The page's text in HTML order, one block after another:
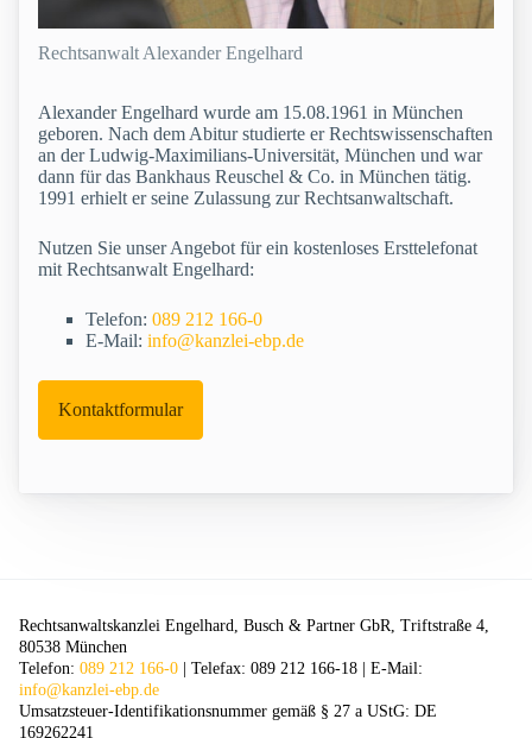
Rechtsanwalt Alexander Engelhard
Alexander Engelhard wurde am 15.08.1961 in München
geboren. Nach dem Abitur studierte er Rechtswissenschaften
an der Ludwig-Maximilians-Universität, München und war
dann für das Bankhaus Reuschel & Co. in München tätig.
1991 erhielt er seine Zulassung zur Rechtsanwaltschaft.
Nutzen Sie unser Angebot für ein kostenloses Ersttelefonat
mit Rechtsanwalt Engelhard:
Telefon: 089 212 166-0
E-Mail: info@kanzlei-ebp.de
Kontaktformular
Rechtsanwaltskanzlei Engelhard, Busch & Partner GbR, Triftstraße 4,
80538 München
Telefon: 089 212 166-0 | Telefax: 089 212 166-18 | E-Mail:
info@kanzlei-ebp.de
Umsatzsteuer-Identifikationsnummer gemäß § 27 a UStG: DE
169262241